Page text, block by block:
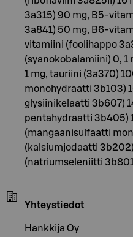
3a315) 90 mg, B5-
3a841) 50 mg, B6-
vitamiini (foolihappo
(syanokobalamiini) 0,
1 mg, tauriini (3a370)
monohydraatti 3b103)
glysiinikelaatti 3b607)
pentahydraatti 3b405)
(mangaanisulfaatti
(kalsiumjodaatti
(natriumseleniitti
Yhteystiedot
Hankkija Oy